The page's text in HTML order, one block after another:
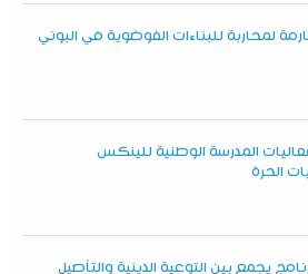
لمحاربة للبناءات الفوضوية في البوني
المدرسة الوطنية للينكس
الحرة
يجمع بين التوعية الدينية والتأصيل